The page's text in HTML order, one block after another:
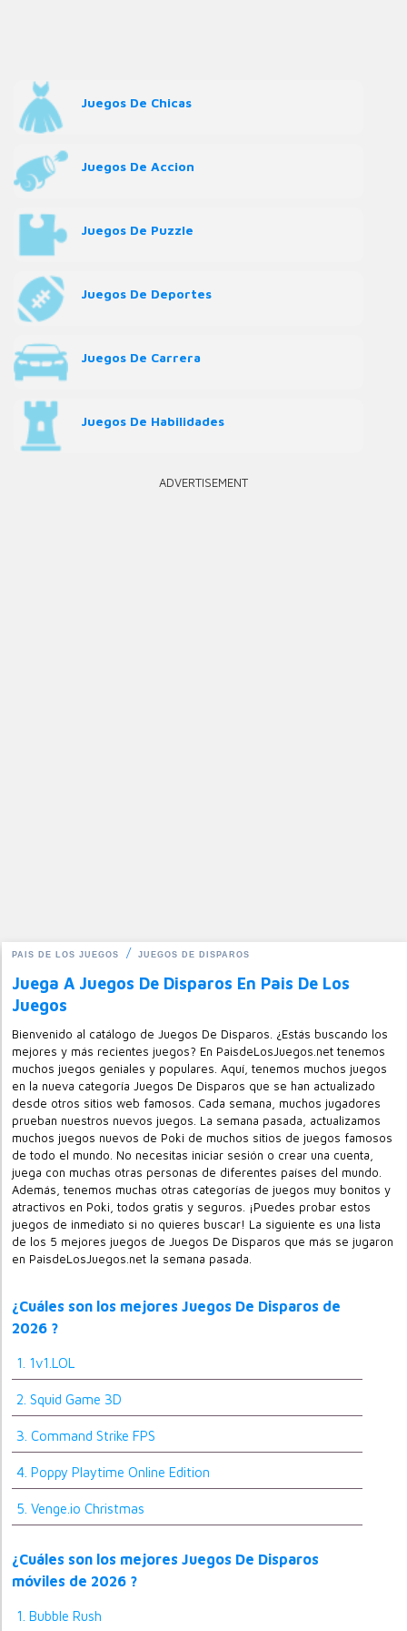
Juegos De Chicas
Juegos De Accion
Juegos De Puzzle
Juegos De Deportes
Juegos De Carrera
Juegos De Habilidades
ADVERTISEMENT
PAIS DE LOS JUEGOS JUEGOS DE DISPAROS
Juega A Juegos De Disparos En Pais De Los
Juegos
Bienvenido al catálogo de Juegos De Disparos. ¿Estás buscando los
mejores y más recientes juegos? En PaisdeLosJuegos.net tenemos
muchos juegos geniales y populares. Aquí, tenemos muchos juegos
en la nueva categoría Juegos De Disparos que se han actualizado
desde otros sitios web famosos. Cada semana, muchos jugadores
prueban nuestros nuevos juegos. La semana pasada, actualizamos
muchos juegos nuevos de Poki de muchos sitios de juegos famosos
de todo el mundo. No necesitas iniciar sesión o crear una cuenta,
juega con muchas otras personas de diferentes países del mundo.
Además, tenemos muchas otras categorías de juegos muy bonitos y
atractivos en Poki, todos gratis y seguros. ¡Puedes probar estos
juegos de inmediato si no quieres buscar! La siguiente es una lista
de los 5 mejores juegos de Juegos De Disparos que más se jugaron
en PaisdeLosJuegos.net la semana pasada.
¿Cuáles son los mejores Juegos De Disparos de
2026 ?
1. 1v1.LOL
2. Squid Game 3D
3. Command Strike FPS
4. Poppy Playtime Online Edition
5. Venge.io Christmas
¿Cuáles son los mejores Juegos De Disparos
móviles de 2026 ?
1. Bubble Rush